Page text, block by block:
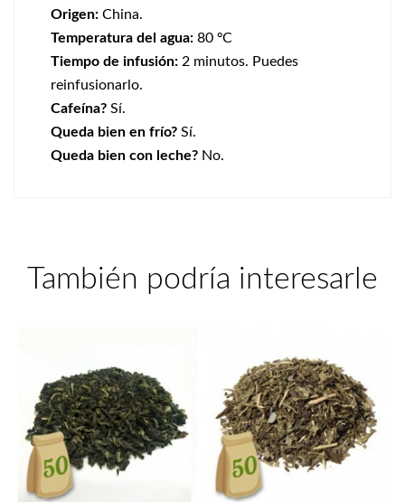
Origen: China.
Temperatura del agua: 80 ºC
Tiempo de infusión: 2 minutos. Puedes
reinfusionarlo.
Cafeína? Sí.
Queda bien en frío? Sí.
Queda bien con leche? No.
También podría interesarle